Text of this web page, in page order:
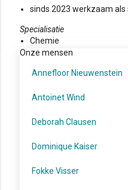
sinds 2023 werkzaam
Specialisatie
Chemie
Onze mensen
Annefloor Nieuwenstein
Antoinet Wind
Deborah Clausen
Dominique Kaiser
Fokke Visser